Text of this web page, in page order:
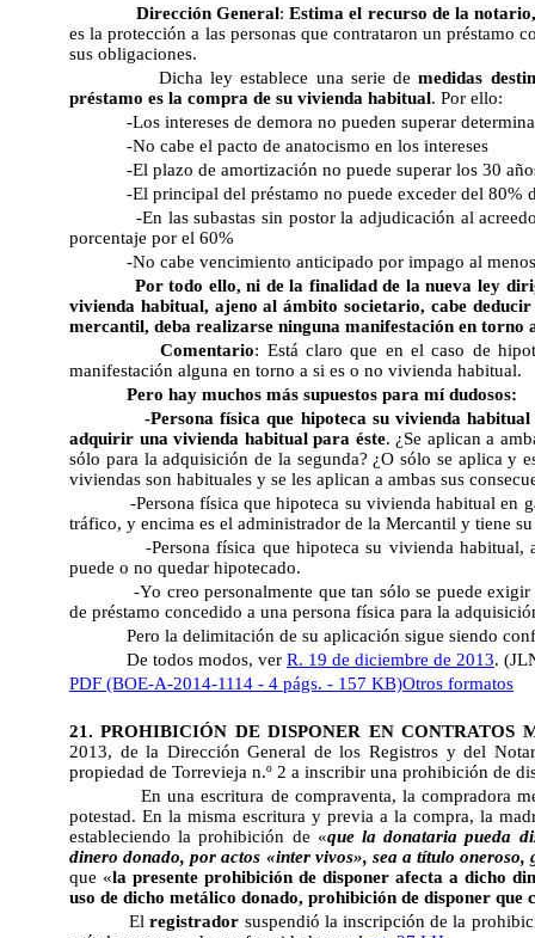
Dirección General: Estima el recurso de la
es la protección a las personas que contrataron un
sus obligaciones.
Dicha ley establece una serie de medidas
préstamo es la compra de su vivienda habitual. Por ello:
-Los intereses de demora no pueden superar
-No cabe el pacto de anatocismo en los intereses
-El plazo de amortización no puede superar los 30
-El principal del préstamo no puede exceder del 80%
-En las subastas sin postor la adjudicación al
porcentaje por el 60%
-No cabe vencimiento anticipado por impago al
Por todo ello, ni de la finalidad de la nueva ley
vivienda habitual, ajeno al ámbito societario, cabe
mercantil, deba realizarse ninguna manifestación en torno
Comentario: Está claro que en el caso de
manifestación alguna en torno a si es o no vivienda habitual.
Pero hay muchos más supuestos para mí dudosos:
-Persona física que hipoteca su vivienda
adquirir una vivienda habitual para éste. ¿Se aplican a
sólo para la adquisición de la segunda? ¿O sólo se aplica y
viviendas son habituales y se les aplican a ambas sus
-Persona física que hipoteca su vivienda habitual en
tráfico, y encima es el administrador de la Mercantil y tiene
-Persona física que hipoteca su vivienda
puede o no quedar hipotecado.
-Yo creo personalmente que tan sólo se puede
de préstamo concedido a una persona física para la
Pero la delimitación de su aplicación sigue siendo
De todos modos, ver R. 19 de diciembre de 2013.
PDF (BOE-A-2014-1114 - 4 págs. - 157 KB)Otros formatos
21. PROHIBICIÓN DE DISPONER EN CONTRATOS
2013, de la Dirección General de los Registros y del
propiedad de Torrevieja n.º 2 a inscribir una prohibición de
En una escritura de compraventa, la compradora
potestad. En la misma escritura y previa a la compra, la
estableciendo la prohibición de «que la donataria pueda
dinero donado, por actos «inter vivos», sea a título
que «la presente prohibición de disponer afecta a dicho
uso de dicho metálico donado, prohibición de disponer que
El registrador suspendió la inscripción de la